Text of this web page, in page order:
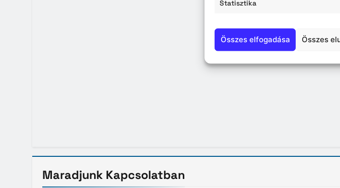
Statisztika
Összes elfogadása Összes
Maradjunk Kapcsolatban